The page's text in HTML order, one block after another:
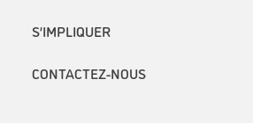
S’IMPLIQUER
CONTACTEZ-NOUS